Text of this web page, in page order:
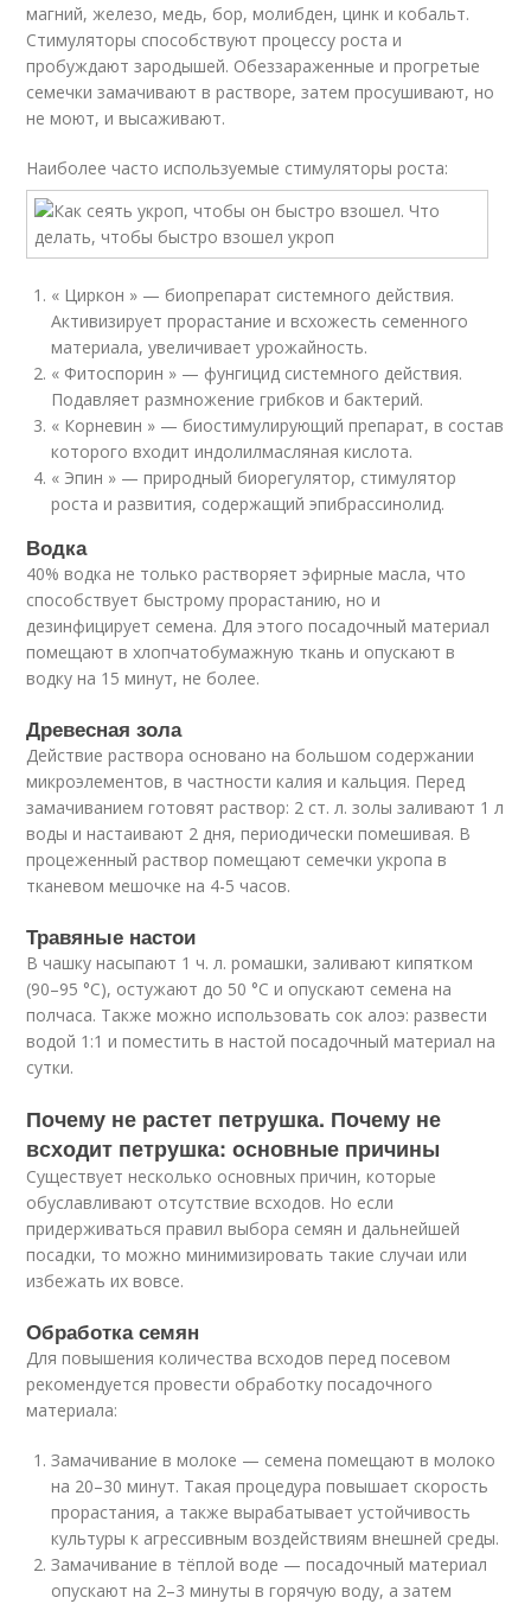
магний, железо, медь, бор, молибден, цинк и кобальт.
Стимуляторы способствуют процессу роста и
пробуждают зародышей. Обеззараженные и прогретые
семечки замачивают в растворе, затем просушивают, но
не моют, и высаживают.
Наиболее часто используемые стимуляторы роста:
« Циркон » — биопрепарат системного действия.
Активизирует прорастание и всхожесть семенного
материала, увеличивает урожайность.
« Фитоспорин » — фунгицид системного действия.
Подавляет размножение грибков и бактерий.
« Корневин » — биостимулирующий препарат, в состав
которого входит индолилмасляная кислота.
« Эпин » — природный биорегулятор, стимулятор
роста и развития, содержащий эпибрассинолид.
Водка
40% водка не только растворяет эфирные масла, что
способствует быстрому прорастанию, но и
дезинфицирует семена. Для этого посадочный материал
помещают в хлопчатобумажную ткань и опускают в
водку на 15 минут, не более.
Древесная зола
Действие раствора основано на большом содержании
микроэлементов, в частности калия и кальция. Перед
замачиванием готовят раствор: 2 ст. л. золы заливают 1 л
воды и настаивают 2 дня, периодически помешивая. В
процеженный раствор помещают семечки укропа в
тканевом мешочке на 4-5 часов.
Травяные настои
В чашку насыпают 1 ч. л. ромашки, заливают кипятком
(90–95 °С), остужают до 50 °С и опускают семена на
полчаса. Также можно использовать сок алоэ: развести
водой 1:1 и поместить в настой посадочный материал на
сутки.
Почему не растет петрушка. Почему не
всходит петрушка: основные причины
Существует несколько основных причин, которые
обуславливают отсутствие всходов. Но если
придерживаться правил выбора семян и дальнейшей
посадки, то можно минимизировать такие случаи или
избежать их вовсе.
Обработка семян
Для повышения количества всходов перед посевом
рекомендуется провести обработку посадочного
материала:
Замачивание в молоке — семена помещают в молоко
на 20–30 минут. Такая процедура повышает скорость
прорастания, а также вырабатывает устойчивость
культуры к агрессивным воздействиям внешней среды.
Замачивание в тёплой воде — посадочный материал
опускают на 2–3 минуты в горячую воду, а затем